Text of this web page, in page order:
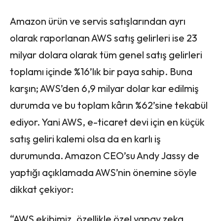
Amazon ürün ve servis satışlarından ayrı
olarak raporlanan AWS satış gelirleri ise 23
milyar dolara olarak tüm genel satış gelirleri
toplamı içinde %16’lık bir paya sahip. Buna
karşın; AWS’den 6,9 milyar dolar kar edilmiş
durumda ve bu toplam kârın %62’sine tekabül
ediyor. Yani AWS, e-ticaret devi için en küçük
satış geliri kalemi olsa da en karlı iş
durumunda. Amazon CEO’su Andy Jassy de
yaptığı açıklamada AWS’nin önemine söyle
dikkat çekiyor: